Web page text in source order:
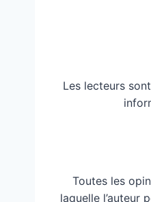
Les lecteurs
Toutes les
laquelle